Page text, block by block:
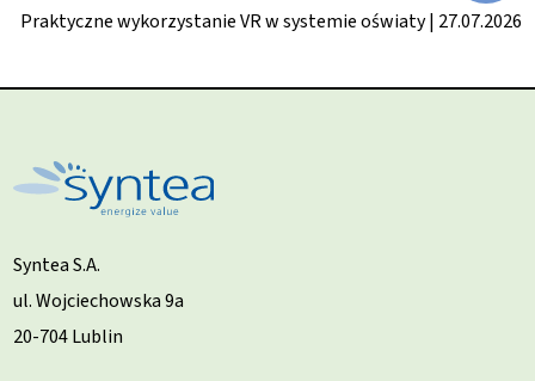
Praktyczne wykorzystanie VR w systemie oświaty | 27.07.2026
Syntea S.A.
ul. Wojciechowska 9a
20-704 Lublin